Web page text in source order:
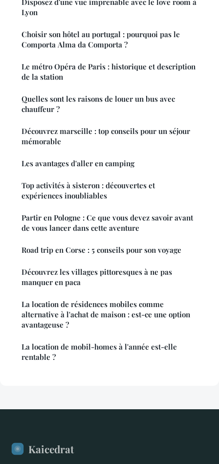
Lyon
Choisir son hôtel au portugal : pourquoi pas le
Comporta Alma da Comporta ?
Le métro Opéra de Paris : historique et description
de la station
Quelles sont les raisons de louer un bus avec
chauffeur ?
Découvrez marseille : top conseils pour un séjour
mémorable
Les avantages d'aller en camping
Top activités à sisteron : découvertes et
expériences inoubliables
Partir en Pologne : Ce que vous devez savoir avant
de vous lancer dans cette aventure
Road trip en Corse : 5 conseils pour son voyage
Découvrez les villages pittoresques à ne pas
manquer en paca
La location de résidences mobiles comme
alternative à l'achat de maison : est-ce une option
avantageuse ?
La location de mobil-homes à l'année est-elle
rentable ?
Kaicedrat